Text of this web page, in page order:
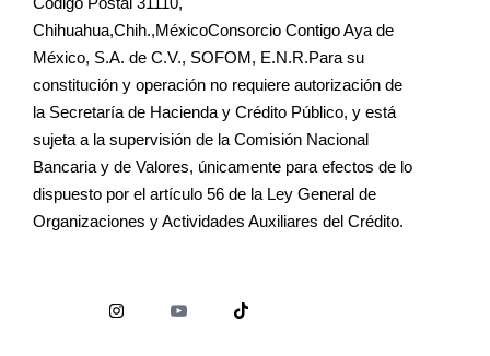
Chihuahua,Chih.,MéxicoConsorcio Contigo Aya de
México, S.A. de C.V., SOFOM, E.N.R.Para su
constitución y operación no requiere autorización de
la Secretaría de Hacienda y Crédito Público, y está
sujeta a la supervisión de la Comisión Nacional
Bancaria y de Valores, únicamente para efectos de lo
dispuesto por el artículo 56 de la Ley General de
Organizaciones y Actividades Auxiliares del Crédito.